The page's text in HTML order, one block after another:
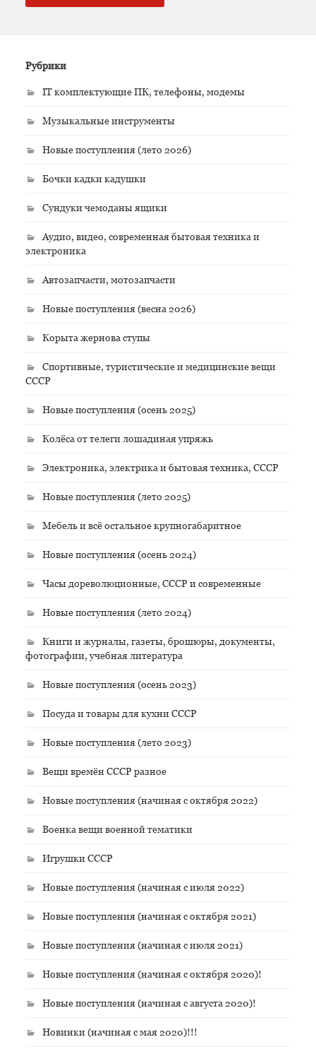
Рубрики
IT комплектующие ПК, телефоны, модемы
Музыкальные инструменты
Новые поступления (лето 2026)
Бочки кадки кадушки
Сундуки чемоданы ящики
Аудио, видео, современная бытовая техника и
электроника
Автозапчасти, мотозапчасти
Новые поступления (весна 2026)
Корыта жернова ступы
Спортивные, туристические и медицинские вещи
СССР
Новые поступления (осень 2025)
Колёса от телеги лошадиная упряжь
Электроника, электрика и бытовая техника, СССР
Новые поступления (лето 2025)
Мебель и всё остальное крупногабаритное
Новые поступления (осень 2024)
Часы дореволюционные, СССР и современные
Новые поступления (лето 2024)
Книги и журналы, газеты, брошюры, документы,
фотографии, учебная литература
Новые поступления (осень 2023)
Посуда и товары для кухни СССР
Новые поступления (лето 2023)
Вещи времён СССР разное
Новые поступления (начиная с октября 2022)
Военка вещи военной тематики
Игрушки СССР
Новые поступления (начиная с июля 2022)
Новые поступления (начиная с октября 2021)
Новые поступления (начиная с июля 2021)
Новые поступления (начиная с октября 2020)!
Новые поступления (начиная с августа 2020)!
Новинки (начиная с мая 2020)!!!